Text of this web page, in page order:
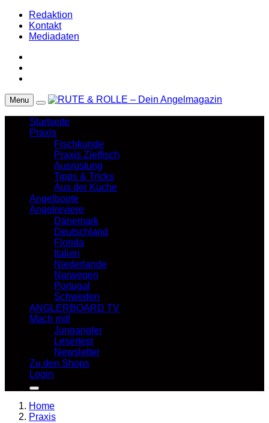
Redaktion
Kontakt
Mediadaten
Menu
Startseite
Praxis
Fischkunde
Praxis Zielfisch
Ausrüstung
Tipps & Tricks
Aus der Küche
Angelboote
Angelreviere
Dänemark
Deutschland
Florida
Italien
Niederlande
Norwegen
Portugal
Schweden
ANGLERBOARD TV
Mach mit!
Jungangler
Lesertest
Newsletter
Zu den Shops
Login
Home
Praxis